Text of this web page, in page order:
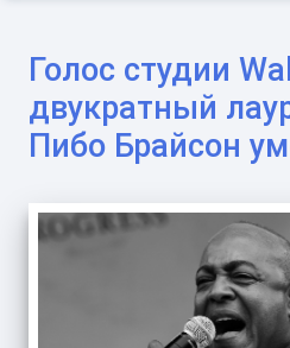
Голос студии
двукратный
Пибо Брайсон